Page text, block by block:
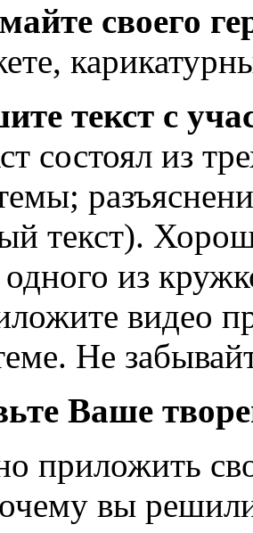
своего
текст с
состоял из
текст).
одного из
видео
Не
Ваше
приложить
вы